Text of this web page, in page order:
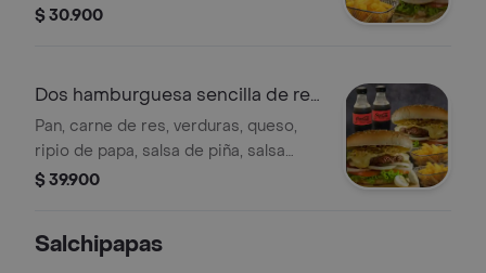
piña, salsa rosada, salsa de la casa,
250ml.
$ 30.900
Dos hamburguesa sencilla de res
en combo
Pan, carne de res, verduras, queso,
ripio de papa, salsa de piña, salsa
rosada, salsa de la casa y dos huevos
zero 250ml.
$ 39.900
Salchipapas